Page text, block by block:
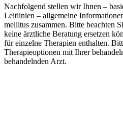
Nachfolgend stellen wir Ihnen –
Leitlinien – allgemeine
mellitus zusammen. Bitte beachten
keine ärztliche Beratung ersetzen
für einzelne Therapien enthalten.
Therapieoptionen mit Ihrer
behandelnden Arzt.